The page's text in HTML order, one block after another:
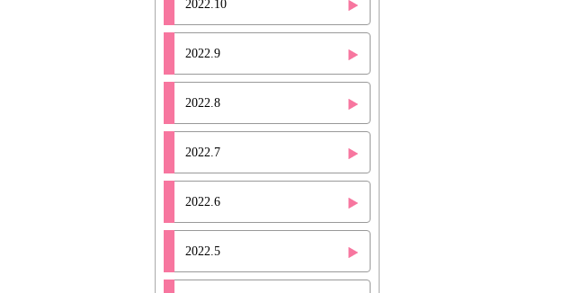
2022.10
2022.9
2022.8
2022.7
2022.6
2022.5